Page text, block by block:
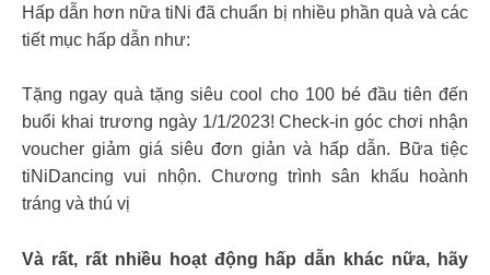
Hấp dẫn hơn nữa tiNi đã chuẩn bị nhiều phần quà và các
tiết mục hấp dẫn như:
Tặng ngay quà tặng siêu cool cho 100 bé đầu tiên đến
buổi khai trương ngày 1/1/2023! Check-in góc chơi nhận
voucher giảm giá siêu đơn giản và hấp dẫn. Bữa tiệc
tiNiDancing vui nhộn. Chương trình sân khấu hoành
tráng và thú vị
Và rất, rất nhiều hoạt động hấp dẫn khác nữa, hãy